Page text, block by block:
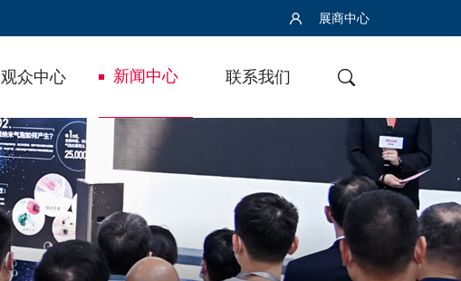
展商中心
观众中心 新闻中心 联系我们